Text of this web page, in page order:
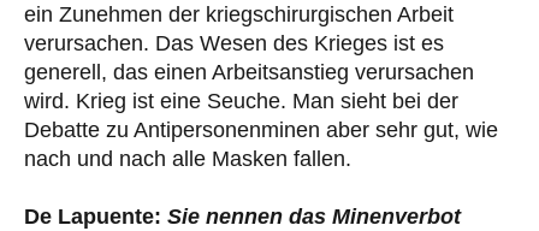
ein Zunehmen der kriegschirurgischen Arbeit
verursachen. Das Wesen des Krieges ist es
generell, das einen Arbeitsanstieg verursachen
wird. Krieg ist eine Seuche. Man sieht bei der
Debatte zu Antipersonenminen aber sehr gut, wie
nach und nach alle Masken fallen.
De Lapuente: Sie nennen das Minenverbot